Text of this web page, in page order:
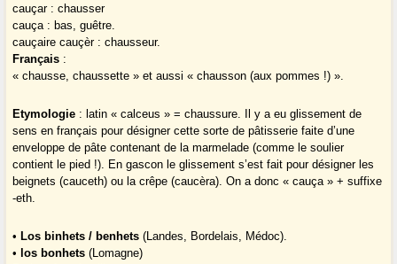
cauçar : chausser
cauça : bas, guêtre.
cauçaire cauçèr : chausseur.
Français :
« chausse, chaussette » et aussi « chausson (aux pommes !) ».
Etymologie : latin « calceus » = chaussure. Il y a eu glissement de
sens en français pour désigner cette sorte de pâtisserie faite d’une
enveloppe de pâte contenant de la marmelade (comme le soulier
contient le pied !). En gascon le glissement s’est fait pour désigner les
beignets (cauceth) ou la crêpe (caucèra). On a donc « cauça » + suffixe
-eth.
• Los binhets / benhets (Landes, Bordelais, Médoc).
• los bonhets (Lomagne)